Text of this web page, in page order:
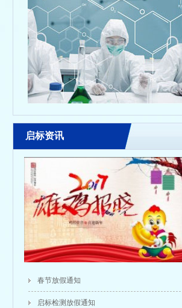
启标资讯
春节放假通知
启标检测放假通知